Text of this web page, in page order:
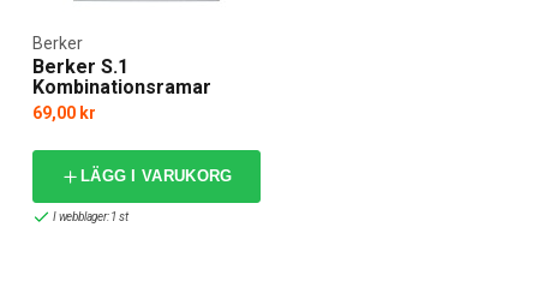
Berker S.1
Kombinationsramar
Silver
Berker
69,00 kr
LÄGG I VARUKORG
I webblager: 1 st